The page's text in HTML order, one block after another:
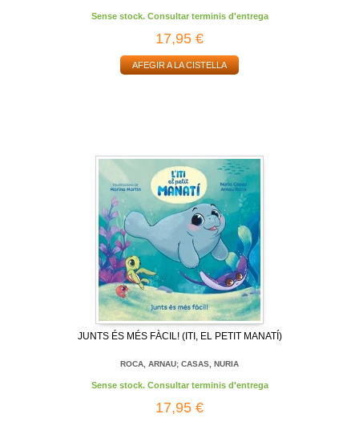
Sense stock. Consultar terminis d'entrega
17,95 €
AFEGIR A LA CISTELLA
JUNTS ÉS MÉS FÀCIL! (ITI, EL PETIT MANATÍ)
ROCA, ARNAU; CASAS, NURIA
Sense stock. Consultar terminis d'entrega
17,95 €